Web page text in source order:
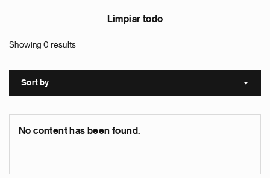
Limpiar todo
Showing 0 results
Sort by Sort
No content has been found.